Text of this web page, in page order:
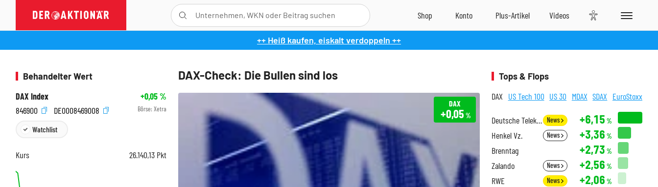
++ Heiß kaufen, eiskalt verdoppeln ++
DAX-Check: Die Bullen sind los
DAX
+0,05 %
Behandelter Wert
DAX Index
+0,05%
846900
DE0008469008 Börse: Xetra
Watchlist
Kurs 26.140,13 Pkt
Tops & Flops
DAX US Tech 100 US 30 MDAX SDAX EuroStoxx
Deutsche Telekom News +6,15 %
Henkel Vz. News +3,36 %
Brenntag +2,73 %
Zalando News +2,56 %
RWE News +2,06 %